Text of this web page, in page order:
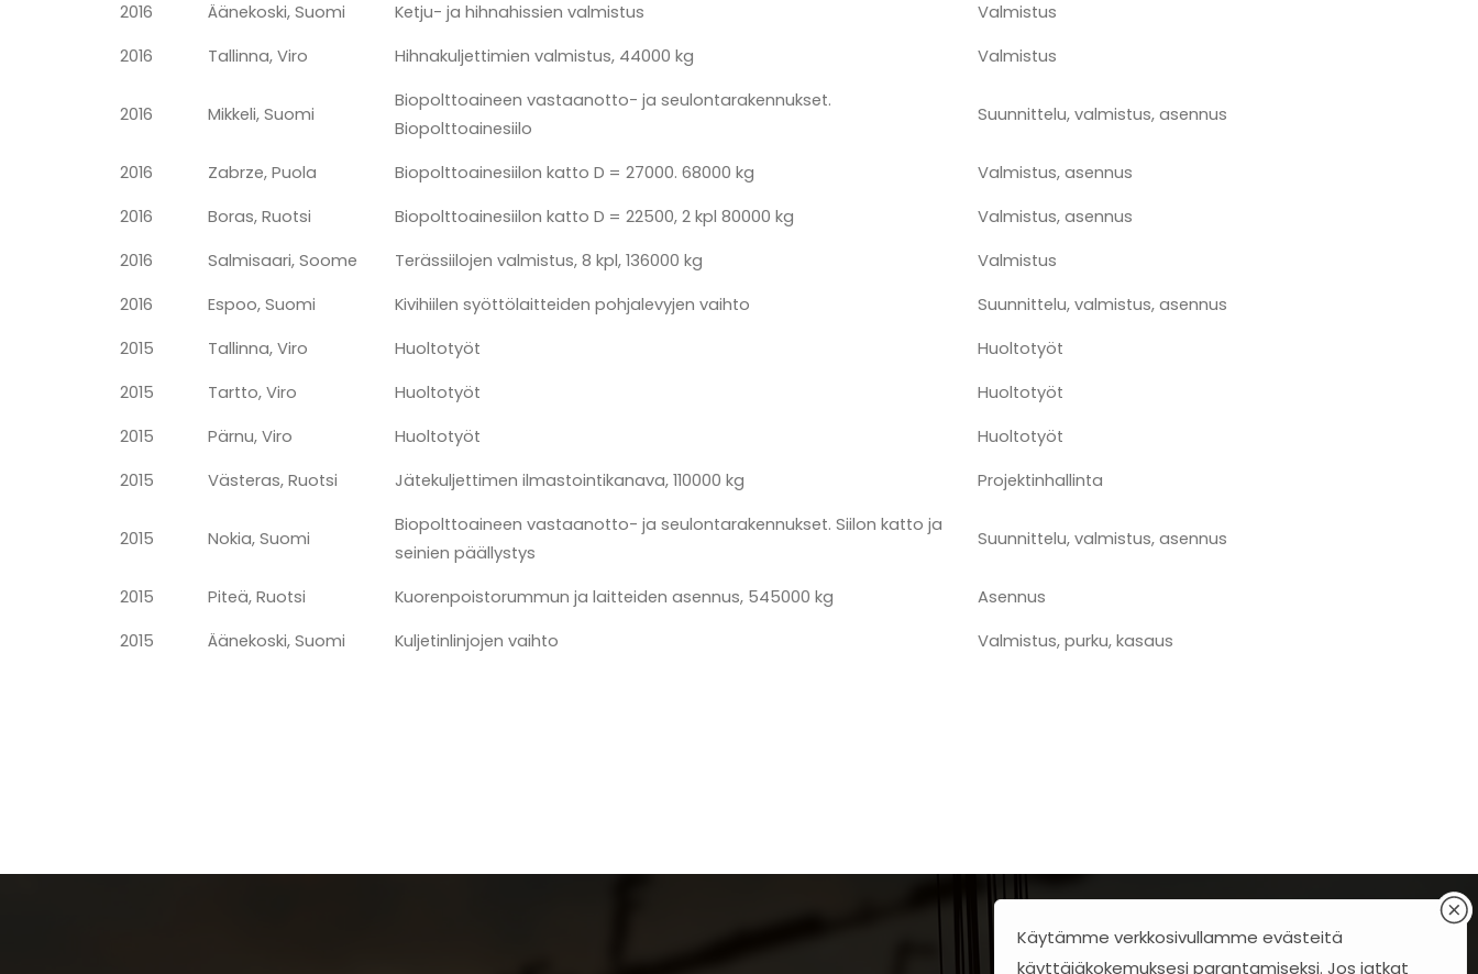
2016
Äänekoski, Suomi Ketju- ja hihnahissien valmistus
Valmistus
2016
Tallinna, Viro Hihnakuljettimien valmistus, 44000 kg Valmistus
2016 Mikkeli, Suomi
Biopolttoaineen vastaanotto- ja seulontarakennukset.
Biopolttoainesiilo
Suunnittelu, valmistus, asennus
2016 Zabrze, Puola Biopolttoainesiilon katto D = 27000. 68000 kg
Valmistus, asennus
2016
Boras, Ruotsi Biopolttoainesiilon katto D = 22500, 2 kpl 80000 kg
Valmistus, asennus
2016
Salmisaari, Soome Terässiilojen valmistus, 8 kpl, 136000 kg
Valmistus
2016
Espoo, Suomi Kivihiilen syöttölaitteiden pohjalevyjen vaihto
Suunnittelu, valmistus, asennus
2015
Tallinna, Viro Huoltotyöt
Huoltotyöt
2015
Tartto, Viro Huoltotyöt
Huoltotyöt
2015
Pärnu, Viro Huoltotyöt
Huoltotyöt
2015
Västeras, Ruotsi Jätekuljettimen ilmastointikanava, 110000 kg Projektinhallinta
2015 Nokia, Suomi
Biopolttoaineen vastaanotto- ja seulontarakennukset. Siilon katto ja
seinien päällystys
Suunnittelu, valmistus, asennus
2015 Piteä, Ruotsi Kuorenpoistorummun ja laitteiden asennus, 545000 kg
Asennus
2015
Äänekoski, Suomi Kuljetinlinjojen vaihto Valmistus, purku, kasaus
Käytämme verkkosivullamme evästeitä
käyttäjäkokemuksesi parantamiseksi. Jos jatkat